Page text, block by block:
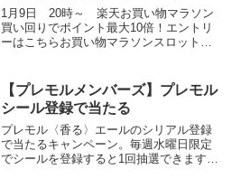
1月9日 20時～ 楽天お買い物マラソン
買い回りでポイント最大10倍！エントリ
ーはこちらお買い物マラソンスロットは
セット限定！売り切れ御免の焼き鳥40本
1980...
【プレモルメンバーズ】プレモル
シール登録で当たる
プレモル〈香る〉エールのシリアル登録
で当たるキャンペーン。毎週水曜日限定
でシールを登録すると1回抽選できます。